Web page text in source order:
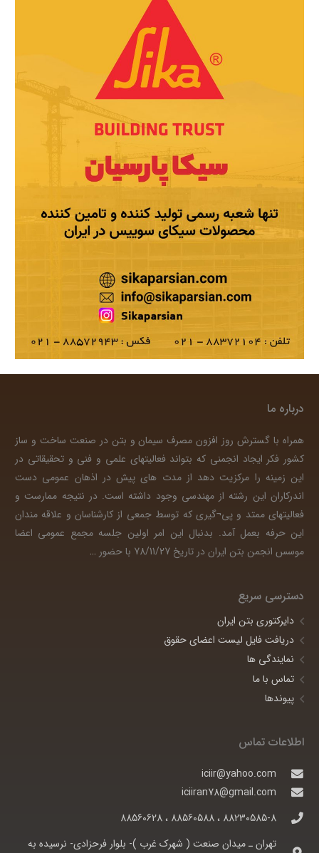
درباره ما
همراه با گسترش روز افزون مصرف سیمان و بتن در صنعت ساخت و ساز
کشور فکر ایجاد انجمنی که بتواند فعالیتهای علمی و فنی و تحقیقاتی در
این زمینه را مرکزیت دهد از مدت های پیش در اذهان عمومی دست
اندرکاران این رشته از مهندسی وجود داشته است. در نتیجه ممارست و
فعالیتهای ممتد و پی¬گیری که توسط جمعی از کارشناسان و علاقه مندان
این حرفه بعمل آمد. بدنبال این امر اولین جلسه مجمع عمومی اعضا
موسس انجمن بتن ایران در تاریخ 78/11/27 با حضور
…
دسترسی سریع
دایرکتوری بتن ایران
دریافت فایل لیست اعضای حقوق
نمایندگی ها
تماس با ما
پیوندها
اطلاعات تماس
iciir@yahoo.com
iciiran78@gmail.com
88230585-8 ، 88560588 ، 88560628
تهران ـ ميدان صنعت ( شهرک غرب )- بلوار فرحزادی- نرسيده به